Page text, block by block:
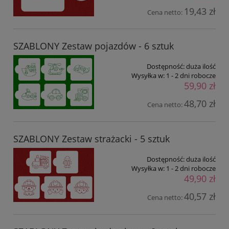
Cena netto: 19,43 zł
SZABLONY Zestaw pojazdów - 6 sztuk
Dostępność:duża ilość
Wysyłka w: 1 - 2 dni robocze
59,90 zł
Cena netto:48,70 zł
SZABLONY Zestaw strażacki - 5 sztuk
Dostępność:duża ilość
Wysyłka w: 1 - 2 dni robocze
49,90 zł
Cena netto:40,57 zł